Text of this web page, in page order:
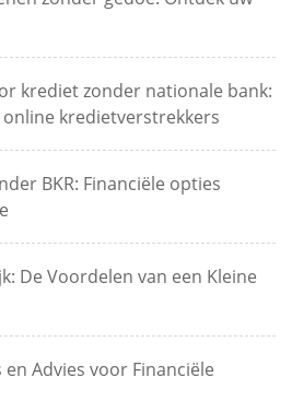
krediet zonder nationale bank:
kredietverstrekkers
BKR: Financiële opties
De Voordelen van een Kleine
Advies voor Financiële